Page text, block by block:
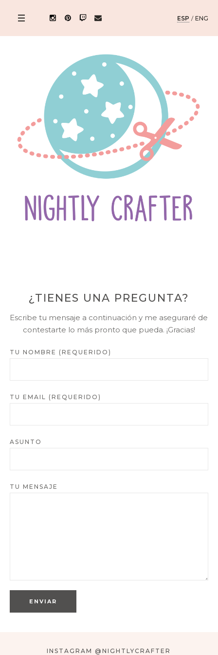
ESP / ENG
¿TIENES UNA PREGUNTA?
Escribe tu mensaje a continuación y me aseguraré de
contestarte lo más pronto que pueda. ¡Gracias!
TU NOMBRE (REQUERIDO)
TU EMAIL (REQUERIDO)
ASUNTO
TU MENSAJE
INSTAGRAM @NIGHTLYCRAFTER